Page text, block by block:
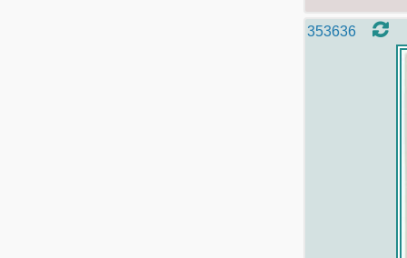
353636